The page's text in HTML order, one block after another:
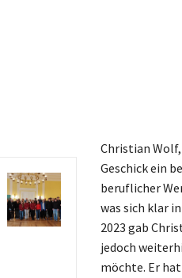
Christian
Geschick ein
beruflicher
was sich klar
2023 gab
jedoch
möchte. Er